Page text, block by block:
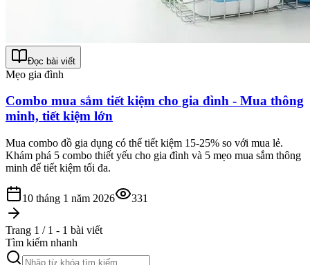
Đọc bài viết
Mẹo gia đình
Combo mua sắm tiết kiệm cho gia đình - Mua thông
minh, tiết kiệm lớn
Mua combo đồ gia dụng có thể tiết kiệm 15-25% so với mua lẻ.
Khám phá 5 combo thiết yếu cho gia đình và 5 mẹo mua sắm thông
minh để tiết kiệm tối đa.
10 tháng 1 năm 2026 331
Trang 1 / 1 - 1 bài viết
Tìm kiếm nhanh